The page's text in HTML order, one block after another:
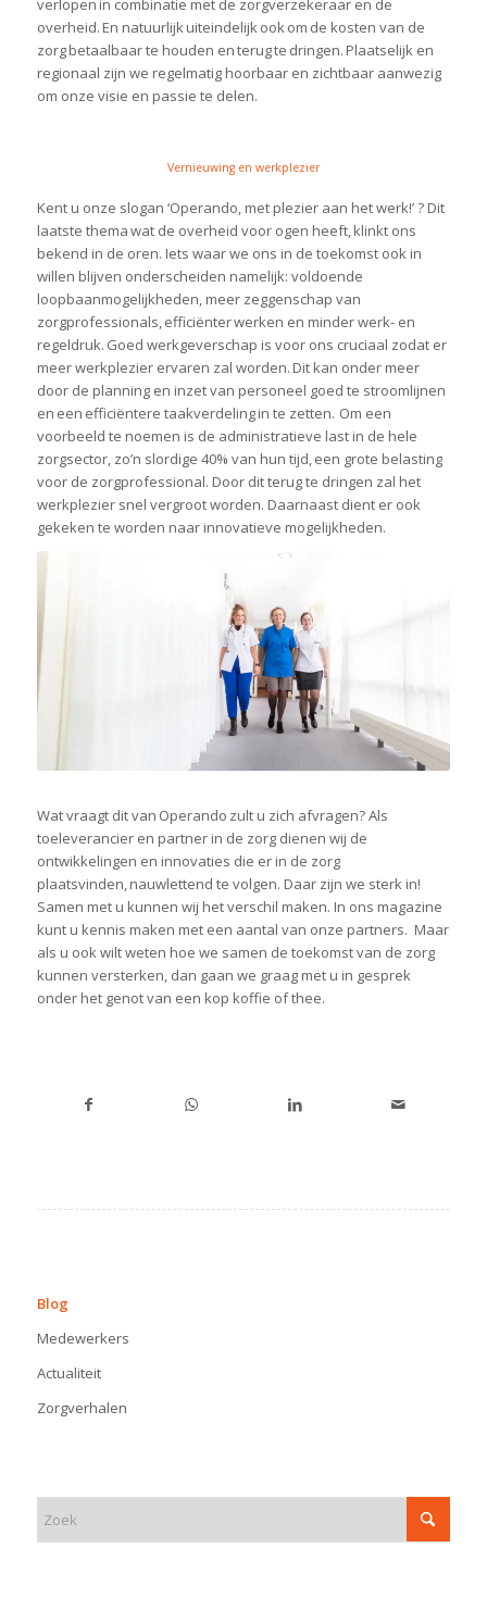
verlopen in combinatie met de zorgverzekeraar en de
overheid. En natuurlijk uiteindelijk ook om de kosten van de
zorg betaalbaar te houden en terug te dringen. Plaatselijk en
regionaal zijn we regelmatig hoorbaar en zichtbaar aanwezig
om onze visie en passie te delen.
Vernieuwing en werkplezier
Kent u onze slogan ‘Operando, met plezier aan het werk!’ ? Dit
laatste thema wat de overheid voor ogen heeft, klinkt ons
bekend in de oren. Iets waar we ons in de toekomst ook in
willen blijven onderscheiden namelijk: voldoende
loopbaanmogelijkheden, meer zeggenschap van
zorgprofessionals, efficiënter werken en minder werk- en
regeldruk. Goed werkgeverschap is voor ons cruciaal zodat er
meer werkplezier ervaren zal worden. Dit kan onder meer
door de planning en inzet van personeel goed te stroomlijnen
en een efficiëntere taakverdeling in te zetten. Om een
voorbeeld te noemen is de administratieve last in de hele
zorgsector, zo’n slordige 40% van hun tijd, een grote belasting
voor de zorgprofessional. Door dit terug te dringen zal het
werkplezier snel vergroot worden. Daarnaast dient er ook
gekeken te worden naar innovatieve mogelijkheden.
Wat vraagt dit van Operando zult u zich afvragen? Als
toeleverancier en partner in de zorg dienen wij de
ontwikkelingen en innovaties die er in de zorg
plaatsvinden, nauwlettend te volgen. Daar zijn we sterk in!
Samen met u kunnen wij het verschil maken. In ons magazine
kunt u kennis maken met een aantal van onze partners. Maar
als u ook wilt weten hoe we samen de toekomst van de zorg
kunnen versterken, dan gaan we graag met u in gesprek
onder het genot van een kop koffie of thee.
Blog
Medewerkers
Actualiteit
Zorgverhalen